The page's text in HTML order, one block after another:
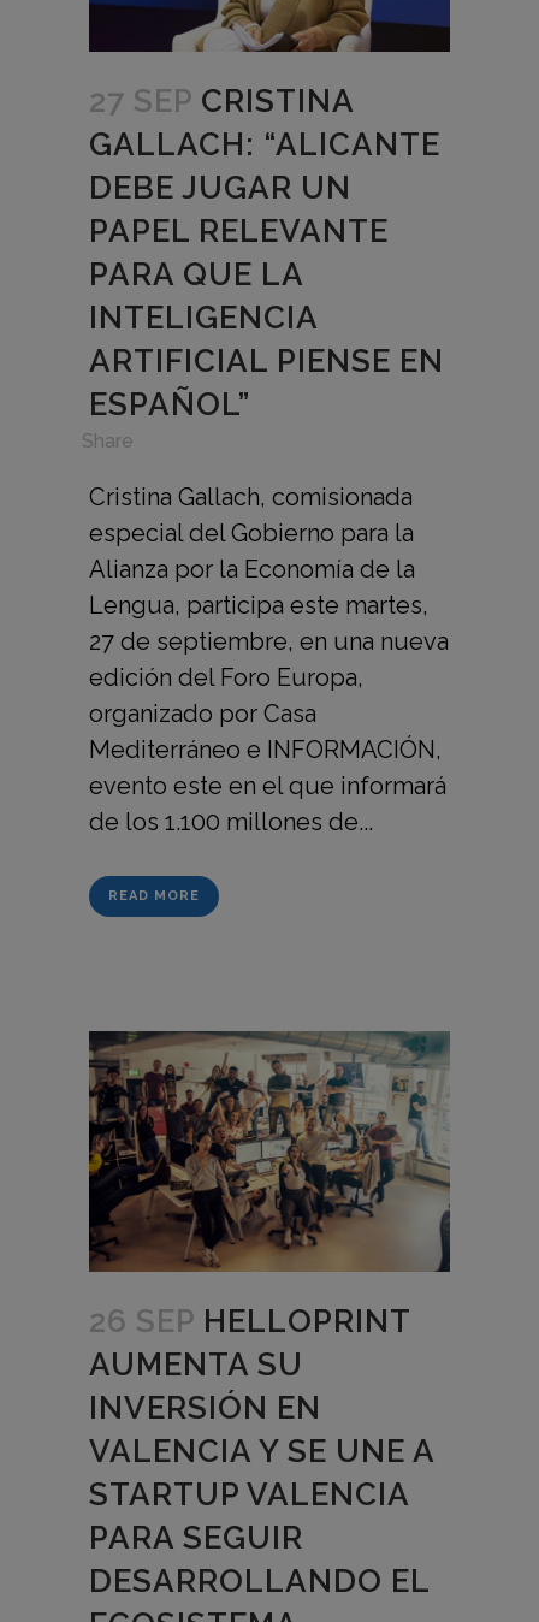
27 SEP CRISTINA
GALLACH: “ALICANTE
DEBE JUGAR UN
PAPEL RELEVANTE
PARA QUE LA
INTELIGENCIA
ARTIFICIAL PIENSE EN
ESPAÑOL”
Share
Cristina Gallach, comisionada
especial del Gobierno para la
Alianza por la Economía de la
Lengua, participa este martes,
27 de septiembre, en una nueva
edición del Foro Europa,
organizado por Casa
Mediterráneo e INFORMACIÓN,
evento este en el que informará
de los 1.100 millones de...
READ MORE
26 SEP HELLOPRINT
AUMENTA SU
INVERSIÓN EN
VALENCIA Y SE UNE A
STARTUP VALENCIA
PARA SEGUIR
DESARROLLANDO EL